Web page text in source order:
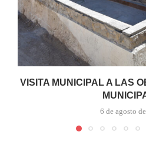
VISITA MUNICIPAL A LAS
6 de agosto